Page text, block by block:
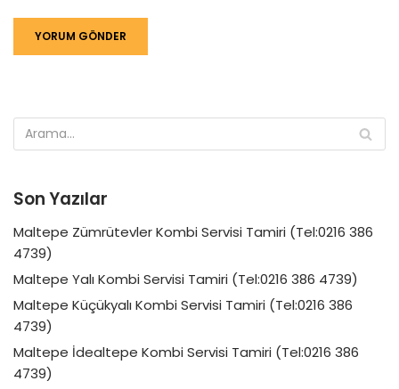
Son Yazılar
Maltepe Zümrütevler Kombi Servisi Tamiri (Tel:0216 386
4739)
Maltepe Yalı Kombi Servisi Tamiri (Tel:0216 386 4739)
Maltepe Küçükyalı Kombi Servisi Tamiri (Tel:0216 386
4739)
Maltepe İdealtepe Kombi Servisi Tamiri (Tel:0216 386
4739)